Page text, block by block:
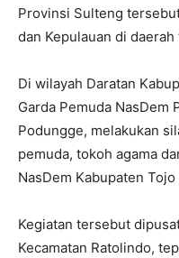
Provinsi Sulteng
dan Kepulauan di
Di wilayah Daratan
Garda Pemuda NasDem
Podungge, melakukan
pemuda, tokoh agama
NasDem Kabupaten
Kegiatan tersebut
Kecamatan Ratolindo,